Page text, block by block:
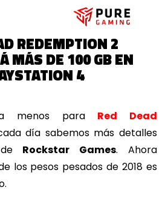
REDEMPTION 2
MÁS DE 100 GB EN
4
menos para Red Dead
día sabemos más detalles
Rockstar Games. Ahora
los pesos pesados de 2018 es